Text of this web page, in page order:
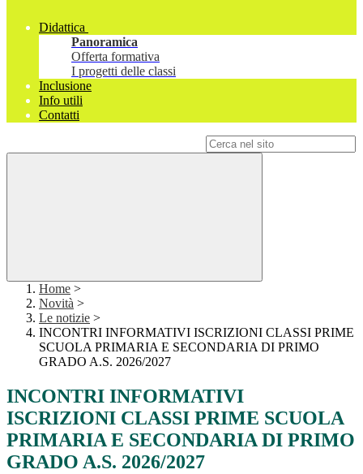
Didattica
Panoramica
Offerta formativa
I progetti delle classi
Inclusione
Info utili
Contatti
Home >
Novità >
Le notizie >
INCONTRI INFORMATIVI ISCRIZIONI CLASSI PRIME
SCUOLA PRIMARIA E SECONDARIA DI PRIMO
GRADO A.S. 2026/2027
INCONTRI INFORMATIVI
ISCRIZIONI CLASSI PRIME SCUOLA
PRIMARIA E SECONDARIA DI PRIMO
GRADO A.S. 2026/2027